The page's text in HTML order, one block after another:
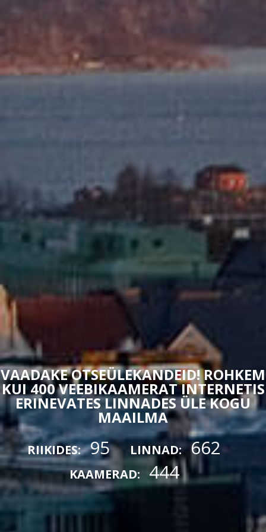
VAADAKE OTSEÜLEKANDEID! ROHKEM
KUI 400 VEEBIKAAMERAT INTERNETIS
ERINEVATES LINNADES ÜLE KOGU
MAAILMA
RIIKIDES: 95 LINNAD: 662
KAAMERAD: 444